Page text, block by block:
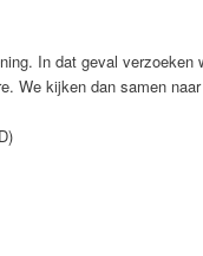
In dat geval
We kijken dan samen